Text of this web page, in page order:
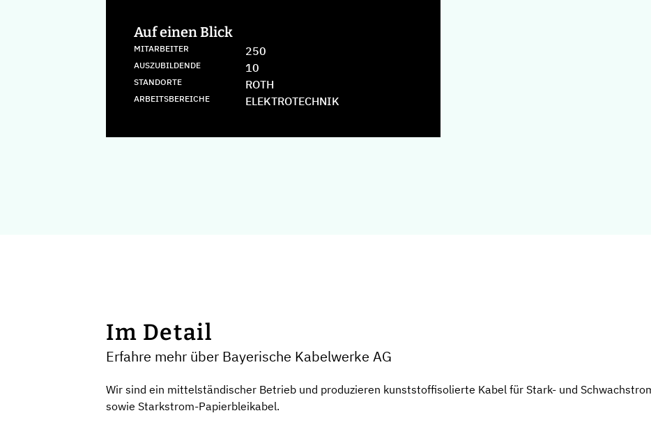
Auf einen Blick
MITARBEITER 250
AUSZUBILDENDE 10
STANDORTE ROTH
ARBEITSBEREICHE ELEKTROTECHNIK
Im Detail
Erfahre mehr über Bayerische Kabelwerke AG
Wir sind ein mittelständischer Betrieb und produzieren kunststoffisolierte Kabel für Stark- und
sowie Starkstrom-Papierbleikabel.